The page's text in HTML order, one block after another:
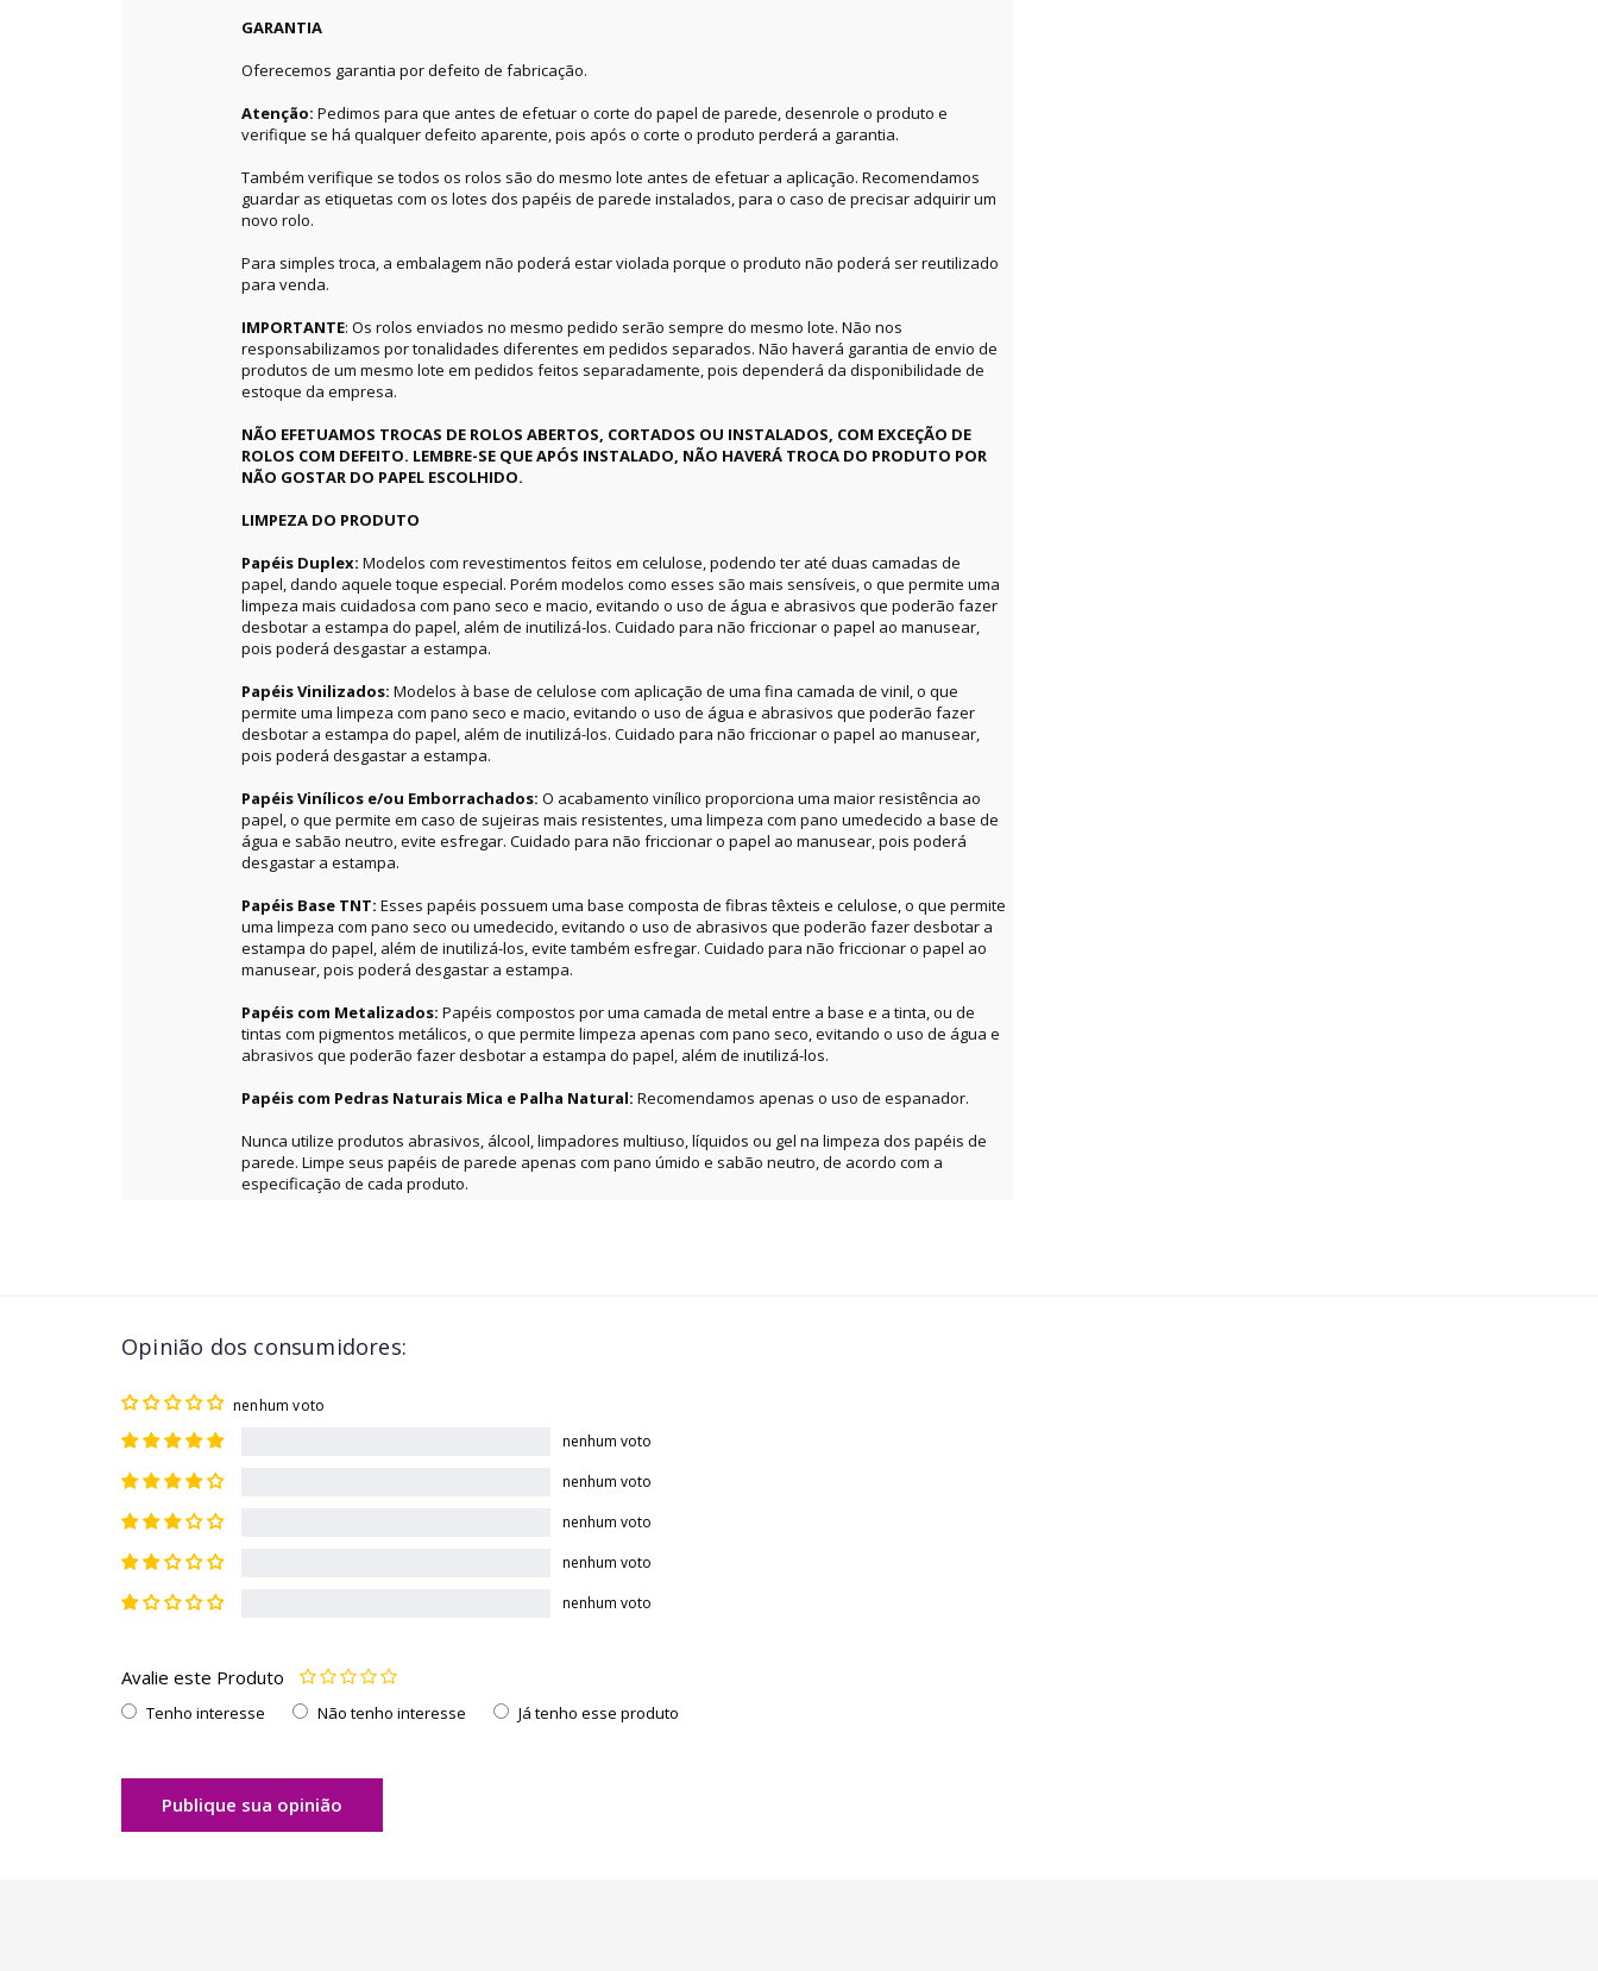
GARANTIA
Oferecemos garantia por defeito de fabricação.
Atenção: Pedimos para que antes de efetuar o corte do papel de parede, desenrole o produto e
verifique se há qualquer defeito aparente, pois após o corte o produto perderá a garantia.
Também verifique se todos os rolos são do mesmo lote antes de efetuar a aplicação. Recomendamos
guardar as etiquetas com os lotes dos papéis de parede instalados, para o caso de precisar adquirir um
novo rolo.
Para simples troca, a embalagem não poderá estar violada porque o produto não poderá ser reutilizado
para venda.
IMPORTANTE: Os rolos enviados no mesmo pedido serão sempre do mesmo lote. Não nos
responsabilizamos por tonalidades diferentes em pedidos separados. Não haverá garantia de envio de
produtos de um mesmo lote em pedidos feitos separadamente, pois dependerá da disponibilidade de
estoque da empresa.
NÃO EFETUAMOS TROCAS DE ROLOS ABERTOS, CORTADOS OU INSTALADOS, COM EXCEÇÃO DE
ROLOS COM DEFEITO. LEMBRE-SE QUE APÓS INSTALADO, NÃO HAVERÁ TROCA DO PRODUTO POR
NÃO GOSTAR DO PAPEL ESCOLHIDO.
LIMPEZA DO PRODUTO
Papéis Duplex: Modelos com revestimentos feitos em celulose, podendo ter até duas camadas de
papel, dando aquele toque especial. Porém modelos como esses são mais sensíveis, o que permite uma
limpeza mais cuidadosa com pano seco e macio, evitando o uso de água e abrasivos que poderão fazer
desbotar a estampa do papel, além de inutilizá-los. Cuidado para não friccionar o papel ao manusear,
pois poderá desgastar a estampa.
Papéis Vinilizados: Modelos à base de celulose com aplicação de uma fina camada de vinil, o que
permite uma limpeza com pano seco e macio, evitando o uso de água e abrasivos que poderão fazer
desbotar a estampa do papel, além de inutilizá-los. Cuidado para não friccionar o papel ao manusear,
pois poderá desgastar a estampa.
Papéis Vinílicos e/ou Emborrachados: O acabamento vinílico proporciona uma maior resistência ao
papel, o que permite em caso de sujeiras mais resistentes, uma limpeza com pano umedecido a base de
água e sabão neutro, evite esfregar. Cuidado para não friccionar o papel ao manusear, pois poderá
desgastar a estampa.
Papéis Base TNT: Esses papéis possuem uma base composta de fibras têxteis e celulose, o que permite
uma limpeza com pano seco ou umedecido, evitando o uso de abrasivos que poderão fazer desbotar a
estampa do papel, além de inutilizá-los, evite também esfregar. Cuidado para não friccionar o papel ao
manusear, pois poderá desgastar a estampa.
Papéis com Metalizados: Papéis compostos por uma camada de metal entre a base e a tinta, ou de
tintas com pigmentos metálicos, o que permite limpeza apenas com pano seco, evitando o uso de água e
abrasivos que poderão fazer desbotar a estampa do papel, além de inutilizá-los.
Papéis com Pedras Naturais Mica e Palha Natural: Recomendamos apenas o uso de espanador.
Nunca utilize produtos abrasivos, álcool, limpadores multiuso, líquidos ou gel na limpeza dos papéis de
parede. Limpe seus papéis de parede apenas com pano úmido e sabão neutro, de acordo com a
especificação de cada produto.
Opinião dos consumidores:
nenhum voto
nenhum voto
nenhum voto
nenhum voto
nenhum voto
nenhum voto
Avalie este Produto
Tenho interesse Não tenho interesse Já tenho esse produto
Publique sua opinião